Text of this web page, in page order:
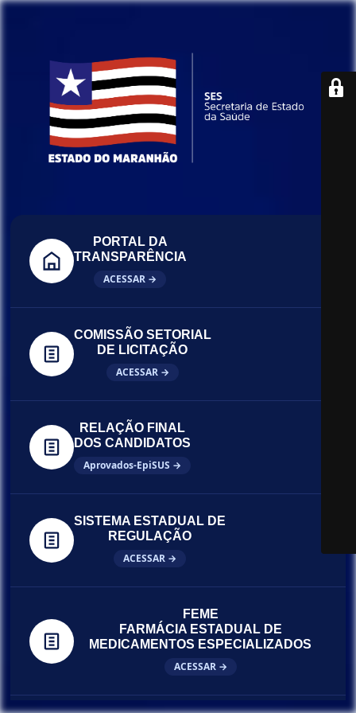
PORTAL DA
TRANSPARÊNCIA
ACESSAR →
COMISSÃO SETORIAL
DE LICITAÇÃO
ACESSAR →
RELAÇÃO FINAL
DOS CANDIDATOS
Aprovados-EpiSUS →
SISTEMA ESTADUAL DE
REGULAÇÃO
ACESSAR →
FEME
FARMÁCIA ESTADUAL DE
MEDICAMENTOS ESPECIALIZADOS
ACESSAR →